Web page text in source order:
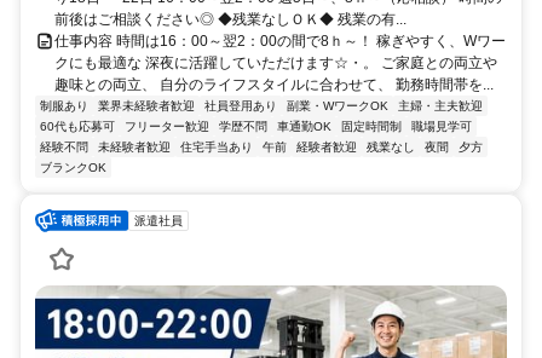
前後はご相談ください◎ ◆残業なしＯＫ◆ 残業の有...
仕事内容 時間は16：00～翌2：00の間で8ｈ～！ 稼ぎやすく、Wワー
クにも最適な 深夜に活躍していただけます☆・。 ご家庭との両立や
趣味との両立、 自分のライフスタイルに合わせて、 勤務時間帯を...
制服あり 業界未経験者歓迎 社員登用あり 副業・WワークOK
主婦・主夫歓迎
60代も応募可
フリーター歓迎 学歴不問 車通勤OK 固定時間制
職場見学可
経験不問
未経験者歓迎 住宅手当あり 午前 経験者歓迎 残業なし 夜間
夕方
ブランクOK
派遣社員